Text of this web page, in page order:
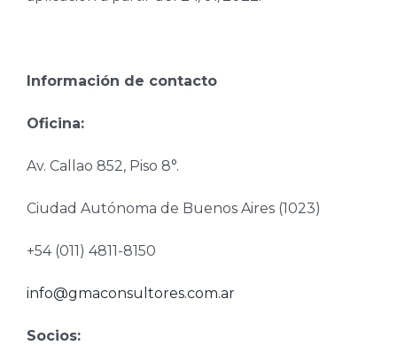
Información de contacto
Oficina:
Av. Callao 852, Piso 8°.
Ciudad Autónoma de Buenos Aires (1023)
+54 (011) 4811-8150
info@gmaconsultores.com.ar
Socios: